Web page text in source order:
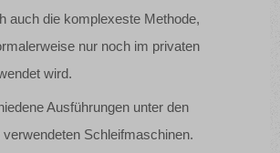
auch die komplexeste Methode,
nur noch im privaten
wird.
Ausführungen unter den
Schleifmaschinen.